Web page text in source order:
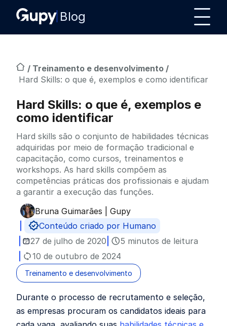
Blog
/ Treinamento e desenvolvimento /
Hard Skills: o que é, exemplos e como identificar
Hard Skills: o que é, exemplos e
como identificar
Hard skills são o conjunto de habilidades técnicas
adquiridas por meio de formação tradicional e
capacitação, como cursos, treinamentos e
workshops. As hard skills compõem as
competências práticas dos profissionais e ajudam
a garantir a execução das funções.
Publicado por
Bruna Guimarães | Gupy
Conteúdo criado por Humano
27 de julho de 2020
5 minutos de leitura
10 de outubro de 2024
Treinamento e desenvolvimento
Durante o processo de recrutamento e seleção,
as empresas procuram os candidatos ideais para